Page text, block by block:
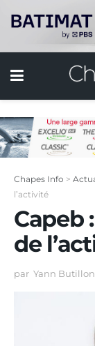
Chapes Info >
l’activité
Capeb
de
par Yann Butillon